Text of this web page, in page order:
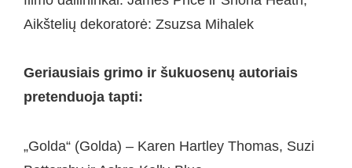
Aikštelių dekoratorė: Zsuzsa Mihalek
Geriausiais grimo ir šukuosenų autoriais
pretenduoja tapti:
„Golda“ (Golda) – Karen Hartley Thomas, Suzi